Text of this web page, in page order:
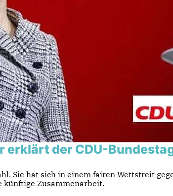
der CDU-
Sie hat sich in einem fairen Wettstreit
künftige Zusammenarbeit.